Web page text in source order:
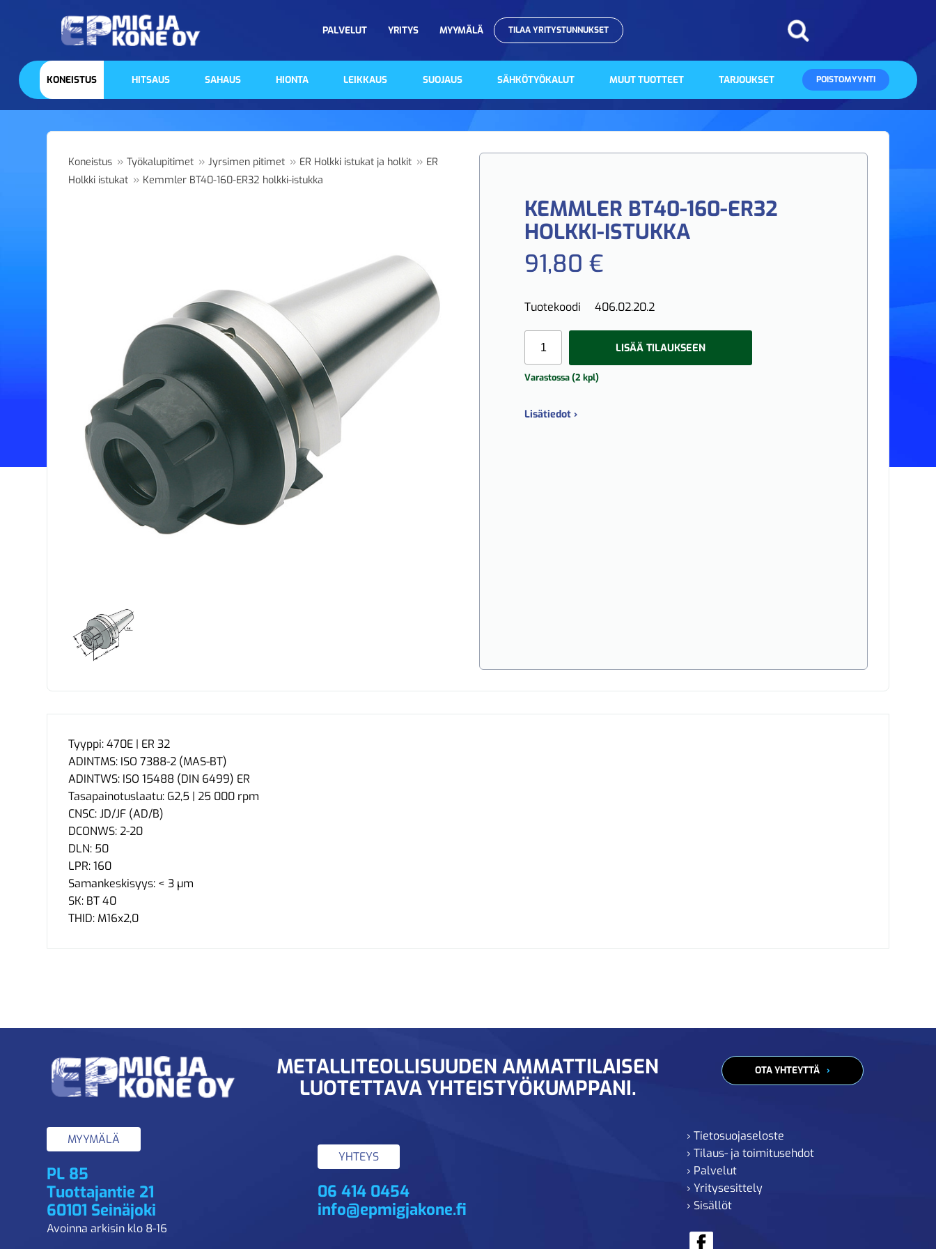
PALVELUT YRITYS MYYMÄLÄ TILAA YRITYSTUNNUKSET
KONEISTUS HITSAUS SAHAUS HIONTA LEIKKAUS SUOJAUS SÄHKÖTYÖKALUT MUUT TUOTTEET TARJOUKSET POISTOMYYNTI
Koneistus »Työkalupitimet »Jyrsimen pitimet » ER Holkki istukat ja holkit » ER
Holkki istukat » Kemmler BT40-160-ER32 holkki-istukka
KEMMLER BT40-160-ER32
HOLKKI-ISTUKKA
91,80 €
Tuotekoodi 406.02.20.2
LISÄÄ TILAUKSEEN
Varastossa (2 kpl)
Lisätiedot ›
Tyyppi: 470E | ER 32
ADINTMS: ISO 7388-2 (MAS-BT)
ADINTWS: ISO 15488 (DIN 6499) ER
Tasapainotuslaatu: G2,5 | 25 000 rpm
CNSC: JD/JF (AD/B)
DCONWS: 2-20
DLN: 50
LPR: 160
Samankeskisyys: < 3 µm
SK: BT 40
THID: M16x2,0
METALLITEOLLISUUDEN AMMATTILAISEN
LUOTETTAVA YHTEISTYÖKUMPPANI.
OTA YHTEYTTÄ
MYYMÄLÄ
PL 85
Tuottajantie 21
60101 Seinäjoki
Avoinna arkisin klo 8-16
YHTEYS
06 414 0454
info@epmigjakone.fi
› Tietosuojaseloste
› Tilaus- ja toimitusehdot
› Palvelut
› Yritysesittely
› Sisällöt